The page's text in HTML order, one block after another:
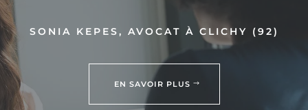
SONIA KEPES, AVOCAT À CLICHY (92)
EN SAVOIR PLUS